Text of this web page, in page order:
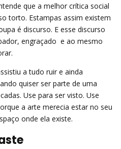
que a melhor crítica social
torto. Estampas assim existem
é discurso. E esse discurso
engraçado  e ao mesmo
a tudo ruir e ainda
quiser ser parte de uma
Use para ser visto. Use
a arte merecia estar no seu
onde ela existe.